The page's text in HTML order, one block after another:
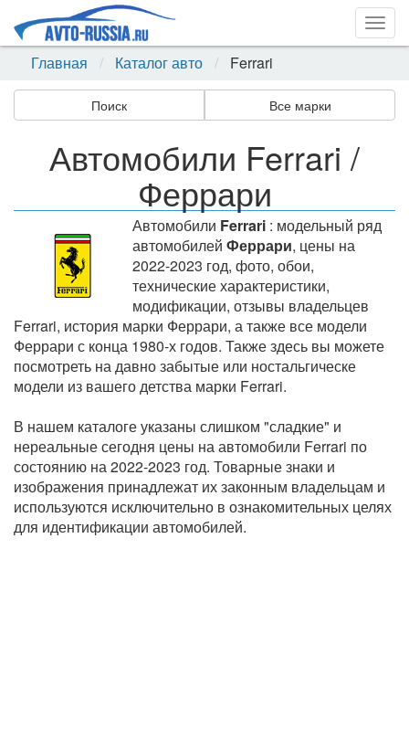
Главная
Каталог авто Ferrari
Поиск Все марки
Автомобили Ferrari /
Феррари
Автомобили Ferrari : модельный ряд
автомобилей Феррари, цены на
2022-2023 год, фото, обои,
технические характеристики,
модификации, отзывы владельцев
Ferrari, история марки Феррари, а также все модели
Феррари с конца 1980-х годов. Также здесь вы можете
посмотреть на давно забытые или ностальгическе
модели из вашего детства марки Ferrari.
В нашем каталоге указаны слишком "сладкие" и
нереальные сегодня цены на автомобили Ferrari по
состоянию на 2022-2023 год. Товарные знаки и
изображения принадлежат их законным владельцам и
используются исключительно в ознакомительных целях
для идентификации автомобилей.